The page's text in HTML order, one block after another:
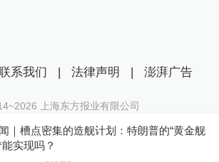
子称丰胸术9个月后确诊乳腺癌，医美机构：
术不可能引发癌症，建议走司法途径
系我们 | 法律声明 | 澎湃广告
2026 上海东方报业有限公司
B2-20170116 | 沪ICP备14003370号
信息服务许可证：31120170006